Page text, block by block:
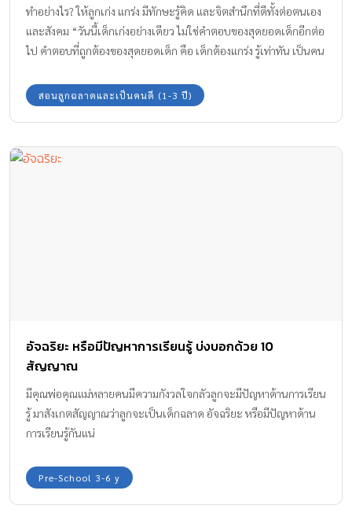
ทำอย่างไร? ให้ลูกเก่ง แกร่ง มีทักษะรู้คิด และจิตสำนึกที่ดีทั้งต่อตนเอง
และสังคม “วันนี้เด็กเก่งอย่างเดียว ไม่ใช่คำตอบของสุดยอดเด็กอีกต่อ
ไป คำตอบที่ถูกต้องของสุดยอดเด็ก คือ เด็กต้องแกร่ง รู้เท่าทัน เป็นคน
อย่างเป็นสุข ดังนั้นสังคมไทยจึงต้องการเด็กที่มีพลังอึดอดทน รู้เท่าทัน
มีทักษะรู้คิด และมีจิตสำนึกที่ดี เป็นเด็กดีที่อยู่ร่วมกับสังคมได้อย่างมี
การพัฒนาเด็กและครอบครัวกล่าวเปิดประเด็น เพื่อชี้ถึงคุณสมบัติของ
สมัยที่เต็มไปด้วยเทคโนโลยี หากเด็กไม่ได้มีทักษะการเรียนรู้ที่จะอยู่
กับธรรมชาติ ไม่เคยเจอกับปัญหาหรืออุปสรรคใดๆ การทำให้ลูกเป็น
สุดยอดเด็กก็จะไม่มีทางเกิดขึ้นได้ เพราะเทคโนโลยีส่วนใหญ่ไม่ได้
ตอบจิตสำนึก ไม่มีพื้นที่ฝึกความแข็งแกร่งให้ลูก สมัยก่อนไม่มี
เทคโนโลยี วิถีชีวิตของผู้คนจะต้องผ่านความยากลำบากขั้นพื้นฐาน
เพราะไม่มีรีโมตคอนโทรล ไม่มีเครดิตการ์ด ไม่มีไลน์หรือเฟซบุ๊คที่ให้
เราติดต่อสื่อสารกับต่างประเทศได้ในพริบตา วิถีชีวิตของคนในยุค
สมัยนั้นคือวิถีแห่งความอดทน รู้จักอดกลั้น รู้จักรอคอย จึงมีพลังอึด
เยอะ แต่เด็กในทุกวันนี้ถูกเลี้ยงอย่างสะดวกสบาย พลังเหล่านี้จึงหาย
สอนลูกฉลาดและเป็นคนดี (1-3 ปี)
อัจฉริยะ หรือมีปัญหาการเรียนรู้ บ่งบอกด้วย 10
สัญญาณ
มีคุณพ่อคุณแม่หลายคนมีความกังวลใจกลัวลูกจะมีปัญหาด้านการเรียน
รู้ มาสังเกตสัญญาณว่าลูกจะเป็นเด็กฉลาด อัจฉริยะ หรือมีปัญหาด้าน
การเรียนรู้กันแน่
Pre-School 3-6 y